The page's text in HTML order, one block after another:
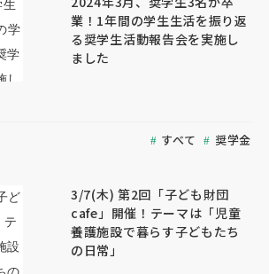
業！1年間の学生生活を振り返
る奨学生活動報告会を実施し
ました
すべて 奨学金
3/7(木) 第2回「子ども財団
cafe」開催！テーマは「児童
養護施設で暮らす子どもたち
の日常」